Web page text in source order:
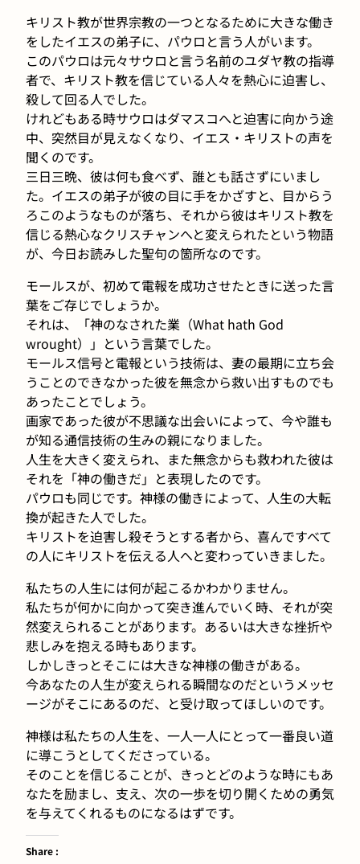
キリスト教が世界宗教の一つとなるために大きな働き
をしたイエスの弟子に、パウロと言う人がいます。
このパウロは元々サウロと言う名前のユダヤ教の指導
者で、キリスト教を信じている人々を熱心に迫害し、
殺して回る人でした。
けれどもある時サウロはダマスコへと迫害に向かう途
中、突然目が見えなくなり、イエス・キリストの声を
聞くのです。
三日三晩、彼は何も食べず、誰とも話さずにいまし
た。イエスの弟子が彼の目に手をかざすと、目からう
ろこのようなものが落ち、それから彼はキリスト教を
信じる熱心なクリスチャンへと変えられたという物語
が、今日お読みした聖句の箇所なのです。
モールスが、初めて電報を成功させたときに送った言
葉をご存じでしょうか。
それは、「神のなされた業（What hath God
wrought）」という言葉でした。
モールス信号と電報という技術は、妻の最期に立ち会
うことのできなかった彼を無念から救い出すものでも
あったことでしょう。
画家であった彼が不思議な出会いによって、今や誰も
が知る通信技術の生みの親になりました。
人生を大きく変えられ、また無念からも救われた彼は
それを「神の働きだ」と表現したのです。
パウロも同じです。神様の働きによって、人生の大転
換が起きた人でした。
キリストを迫害し殺そうとする者から、喜んですべて
の人にキリストを伝える人へと変わっていきました。
私たちの人生には何が起こるかわかりません。
私たちが何かに向かって突き進んでいく時、それが突
然変えられることがあります。あるいは大きな挫折や
悲しみを抱える時もあります。
しかしきっとそこには大きな神様の働きがある。
今あなたの人生が変えられる瞬間なのだというメッセ
ージがそこにあるのだ、と受け取ってほしいのです。
神様は私たちの人生を、一人一人にとって一番良い道
に導こうとしてくださっている。
そのことを信じることが、きっとどのような時にもあ
なたを励まし、支え、次の一歩を切り開くための勇気
を与えてくれるものになるはずです。
Share :